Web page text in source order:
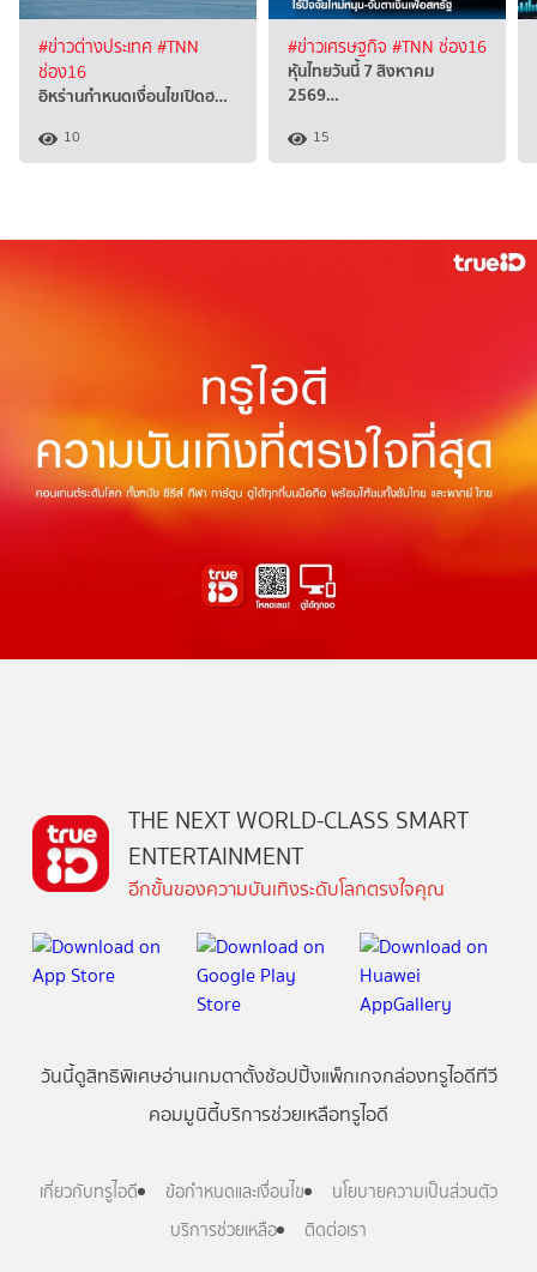
#ข่าวต่างประเทศ #TNN
ช่อง16
อิหร่านกำหนดเงื่อนไขเปิดฮ…
10
#ข่าวเศรษฐกิจ #TNN ช่อง16
หุ้นไทยวันนี้ 7 สิงหาคม
2569…
15
THE NEXT WORLD-CLASS SMART
ENTERTAINMENT
อีกขั้นของความบันเทิงระดับโลกตรงใจคุณ
วันนี้ดูสิทธิพิเศษอ่านเกมตาตั้งช้อปปิ้งแพ็กเกจกล่องทรูไอดีทีวี
คอมมูนิตี้บริการช่วยเหลือทรูไอดี
เกี่ยวกับทรูไอดี ข้อกำหนดและเงื่อนไข
นโยบายความเป็นส่วนตัว
บริการช่วยเหลือ
ติดต่อเรา